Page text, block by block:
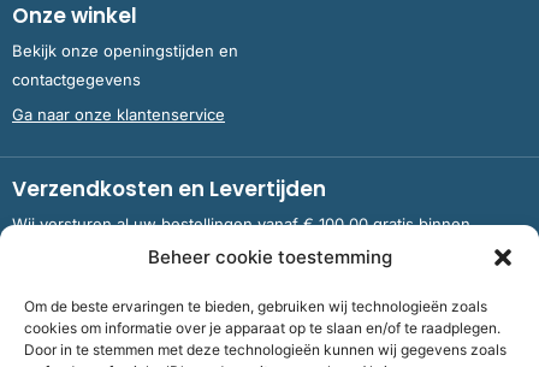
Beheer cookie toestemming
Om de beste ervaringen te bieden, gebruiken wij technologieën zoals
cookies om informatie over je apparaat op te slaan en/of te raadplegen.
Door in te stemmen met deze technologieën kunnen wij gegevens zoals
Onze winkel
Bekijk onze openingstijden en
contactgegevens
Ga naar onze klantenservice
Verzendkosten en Levertijden
Wij versturen al uw bestellingen vanaf € 100,00 gratis binnen
Nederland en België.
Meer informatie over verzendkosten en levertijden